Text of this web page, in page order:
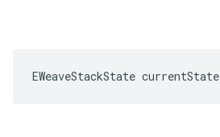
EWeaveStackState currentState